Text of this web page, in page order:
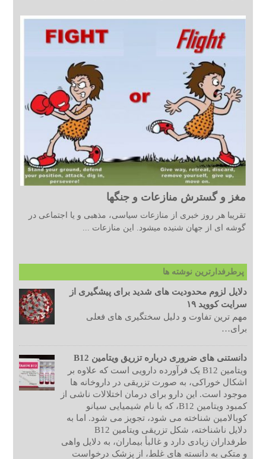
مغز و گسترش منازعات و جنگها
تقریبا هر روز خبری از منازعات سیاسی، مذهبی و یا اجتماعی در
گوشه ای از جهان شنیده میشود. این منازعات ...
پرطرفدارترین نوشته ها
دلایل لزوم محدودیت های شدید برای پیشگیری از
سرایت کووید ۱۹
مهم ترین تفاوت و دلیل سختگیری های فعلی
برای…
دانستنی های ضروری درباره تزریق ویتامین B12
ویتامین B12 یک فرآورده دارویی است که علاوه بر
اشکال خوراکی، به صورت تزریقی در داروخانه ها
موجود است. این دارو برای درمان اختلالات ناشی از
کمبود ویتامین B12، که با نام شیمیایی سیانو
کوبالامین شناخته می شود، تجویز می شود. اما به
دلایل ناشناخته، شکل تزریقی ویتامین B12
طرفداران زیادی دارد و غالبأ بیماران، به دلایل واهی
و متکی به دانسته های غلط، از پزشک درخواست